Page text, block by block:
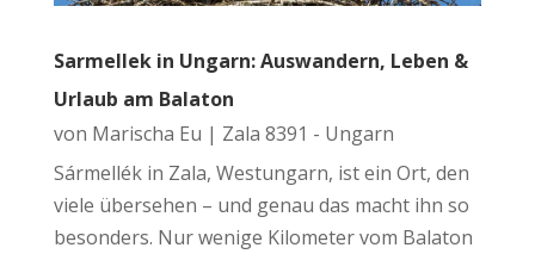
Sarmellek in Ungarn: Auswandern, Leben &
Urlaub am Balaton
von Marischa Eu | Zala 8391 - Ungarn
Sármellék in Zala, Westungarn, ist ein Ort, den
viele übersehen – und genau das macht ihn so
besonders. Nur wenige Kilometer vom Balaton